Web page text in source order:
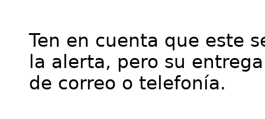
Ten en cuenta que este
la alerta, pero su
de correo o telefonía.